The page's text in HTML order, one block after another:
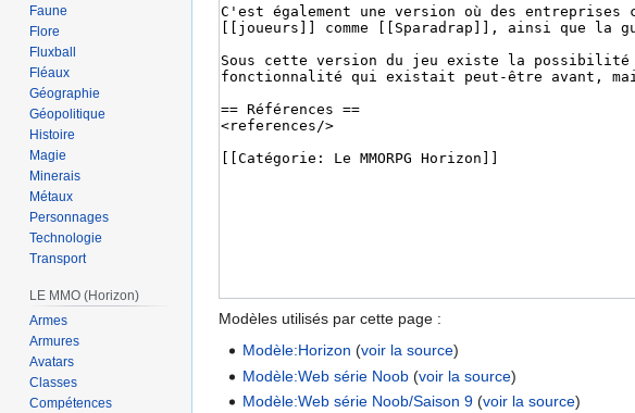
Modèles utilisés par cette page :
Modèle:Horizon (voir la source)
Modèle:Web série Noob (voir la source)
Modèle:Web série Noob/Saison 9 (voir la source)
Faune
Flore
Fluxball
Fléaux
Géographie
Géopolitique
Histoire
Magie
Minerais
Métaux
Personnages
Technologie
Transport
LE MMO (Horizon)
Armes
Armures
Avatars
Classes
Compétences